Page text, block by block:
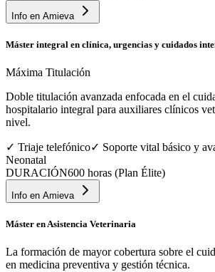
Info en Amieva
Máster integral en clínica, urgencias y cuidados
Máxima Titulación
Doble titulación avanzada enfocada en el
hospitalario integral para auxiliares clínicos
nivel.
✓ Triaje telefónico✓ Soporte vital básico y
Neonatal
DURACIÓN600 horas (Plan Élite)
Info en Amieva
Máster en Asistencia Veterinaria
La formación de mayor cobertura sobre el
en medicina preventiva y gestión técnica.